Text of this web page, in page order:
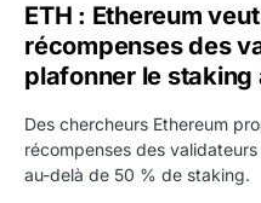
ETH : Ethereum
récompenses des
plafonner le staking
Des chercheurs Ethereum
récompenses des
au-delà de 50 % de staking.